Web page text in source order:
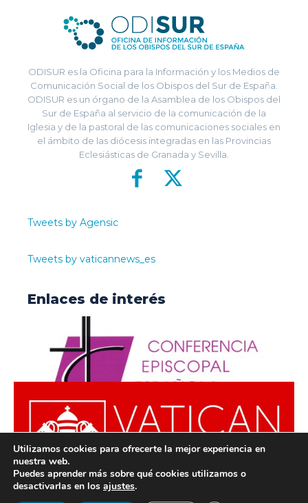
ODISUR es la Oficina para la Información y los Medios de
Comunicación Social de los Obispos del Sur de España.
ODISUR es un órgano de la Asamblea de los Obispos del
Sur de España al servicio de la comunicación de la
Iglesia y de la pastoral de las comunicaciones sociales en
el ámbito de las diócesis integradas en las Provincias
Eclesiásticas de Granada y Sevilla.
Tweets by Agensic
Tweets by vaticannews_es
Enlaces de interés
Utilizamos cookies para ofrecerte la mejor experiencia en
nuestra web.
Puedes aprender más sobre qué cookies utilizamos o
desactivarlas en los ajustes.